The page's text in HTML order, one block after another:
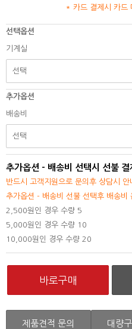
* 카드 결제시 카드
선택옵션
기계실
추가옵션
배송비
추가옵션 - 배송비 선택시 선불 결
반드시 고객지원으로 문의후 상담시
추가옵션 - 배송비 선불 선택후 배송비
2,500원인 경우 수량 5
5,000원인 경우 수량 10
10,000원인 경우 수량 20
제품견적 문의 대량